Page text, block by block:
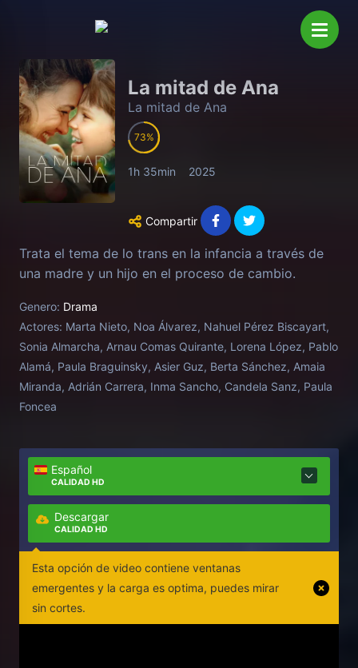
La mitad de Ana
La mitad de Ana
73
1h 35min 2025
Compartir
Trata el tema de lo trans en la infancia a través de
una madre y un hijo en el proceso de cambio.
Genero: Drama
Actores: Marta Nieto, Noa Álvarez, Nahuel Pérez Biscayart,
Sonia Almarcha, Arnau Comas Quirante, Lorena López, Pablo
Alamá, Paula Braguinsky, Asier Guz, Berta Sánchez, Amaia
Miranda, Adrián Carrera, Inma Sancho, Candela Sanz, Paula
Foncea
Español
CALIDAD HD
Descargar
CALIDAD HD
Esta opción de video contiene ventanas
emergentes y la carga es optima, puedes mirar
sin cortes.